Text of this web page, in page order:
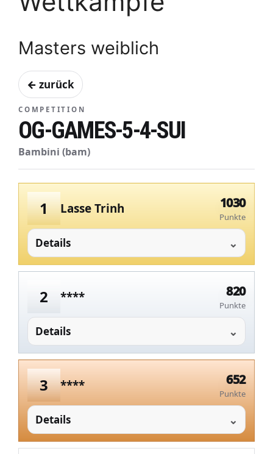
Masters weiblich
← zurück
COMPETITION
OG-GAMES-5-4-SUI
Bambini (bam)
1 Lasse Trinh 1030
Punkte
Details
2 **** 820
Punkte
Details
3 **** 652
Punkte
Details